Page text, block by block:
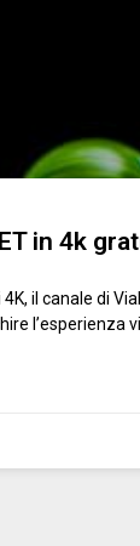
in 4k
il canale di
l’esperienza